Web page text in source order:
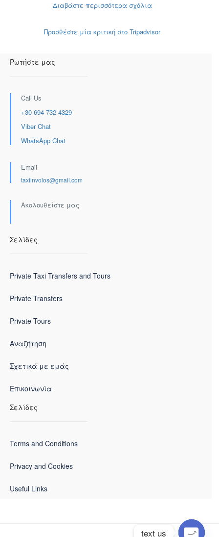
Διαβάστε περισσότερα σχόλια
Προσθέστε μία κριτική στο Tripadvisor
Ρωτήστε μας
Call Us
+30 694 732 4329
Viber Chat
WhatsApp Chat
Email
taxiinvolos@gmail.com
Ακολουθείστε μας
Σελίδες
Private Taxi Transfers and Tours
Private Transfers
Private Tours
Αναζήτηση
Σχετικά με εμάς
Επικοινωνία
Σελίδες
Terms and Conditions
Privacy and Cookies
Useful Links
text us